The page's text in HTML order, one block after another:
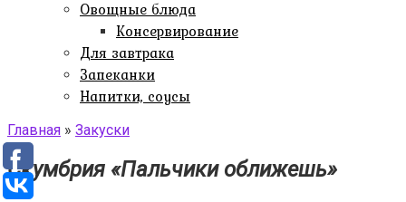
Овощные блюда
Консервирование
Для завтрака
Запеканки
Напитки, соусы
Главная » Закуски
Скумбрия «Пальчики оближешь»